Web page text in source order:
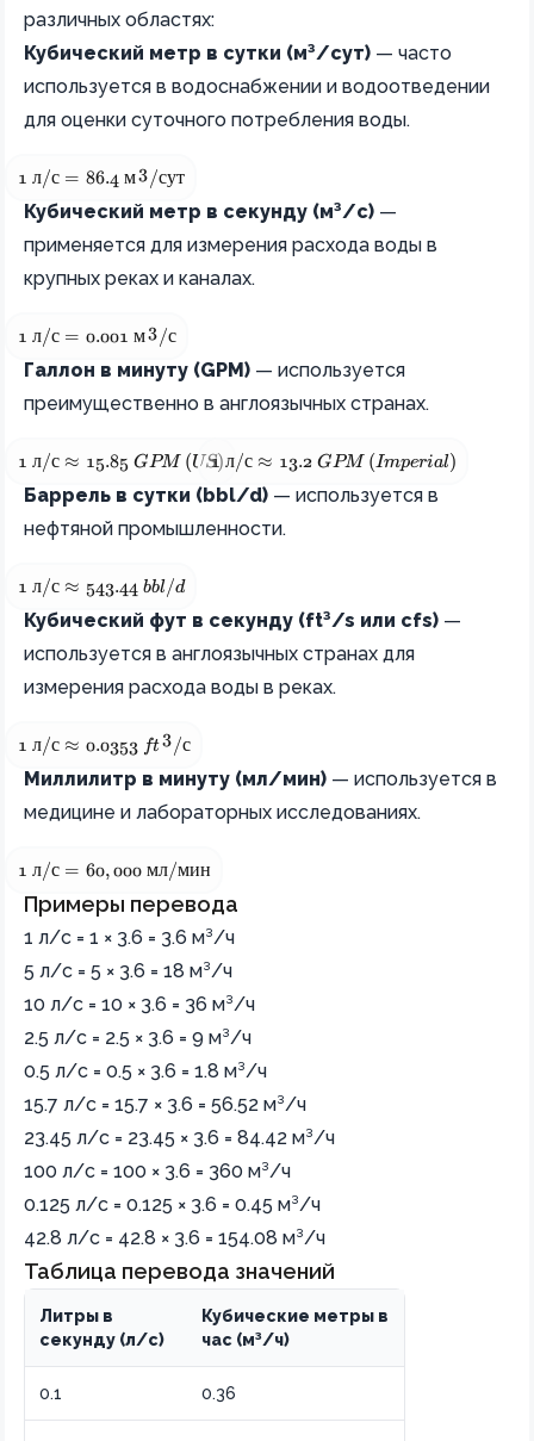
различных областях:
Кубический метр в сутки (м³/сут) — часто
используется в водоснабжении и водоотведении
для оценки суточного потребления воды.
1 \text{ л/с} = 86.4 \text{ м}^3/\text{сут}
1 л/с = 86.4 м 3 /сут
Кубический метр в секунду (м³/с) —
применяется для измерения расхода воды в
крупных реках и каналах.
1 \text{ л/с} = 0.001 \text{ м}^3/\text{с}
1 л/с = 0.001 м 3 /с
Галлон в минуту (GPM) — используется
преимущественно в англоязычных странах.
1 \text{ л/с} \approx 15.85 \text{ GPM (US)}
1 л/с ≈ 15.85 GPM (US)1 \text{ л/с} \approx 13.2 \text{
1 л/с ≈ 13.2 GPM (Imperial)
Баррель в сутки (bbl/d) — используется в
нефтяной промышленности.
1 \text{ л/с} \approx 543.44 \text{ bbl/d}
1 л/с ≈ 543.44 bbl/d
Кубический фут в секунду (ft³/s или cfs) —
используется в англоязычных странах для
измерения расхода воды в реках.
1 \text{ л/с} \approx 0.0353 \text{ ft}^3/\text{с}
1 л/с ≈ 0.0353 ft
3
/с
Миллилитр в минуту (мл/мин) — используется в
медицине и лабораторных исследованиях.
1 \text{ л/с} = 60,000 \text{ мл/мин}
1 л/с = 60, 000 мл/мин
Примеры перевода
1 л/с = 1 × 3.6 = 3.6 м³/ч
5 л/с = 5 × 3.6 = 18 м³/ч
10 л/с = 10 × 3.6 = 36 м³/ч
2.5 л/с = 2.5 × 3.6 = 9 м³/ч
0.5 л/с = 0.5 × 3.6 = 1.8 м³/ч
15.7 л/с = 15.7 × 3.6 = 56.52 м³/ч
23.45 л/с = 23.45 × 3.6 = 84.42 м³/ч
100 л/с = 100 × 3.6 = 360 м³/ч
0.125 л/с = 0.125 × 3.6 = 0.45 м³/ч
42.8 л/с = 42.8 × 3.6 = 154.08 м³/ч
Таблица перевода значений
Литры в
секунду (л/с)
Кубические метры в
час (м³/ч)
0.1 0.36